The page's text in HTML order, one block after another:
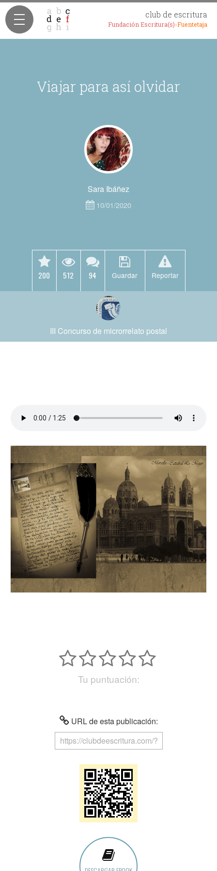
club de escritura
Fundación Escritura(s)-Fuentetaja
Viajar para así olvidar
Sara Ibáñez
10/01/2020
200 512 94 Guardar Reportar
III Concurso de microrrelato postal
Tu puntuación:
URL de esta publicación: